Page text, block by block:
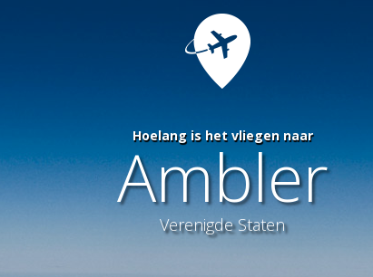
Hoelang is het vliegen naar
Ambler
Verenigde Staten